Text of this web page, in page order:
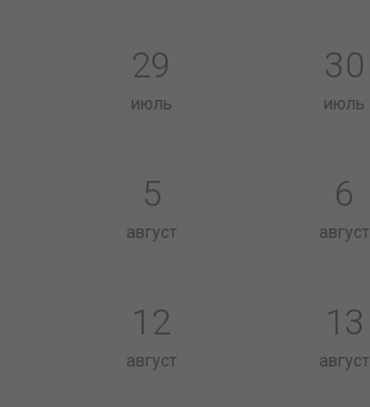
29
июль
30
июль
5
август
6
август
12
август
13
август